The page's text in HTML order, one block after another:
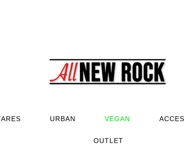
URBAN VEGAN
OUTLET